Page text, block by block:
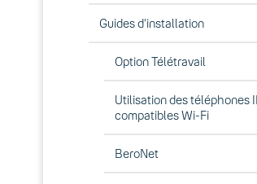
Guides d’installation
Option Télétravail
Utilisation des téléphones
compatibles Wi-Fi
BeroNet